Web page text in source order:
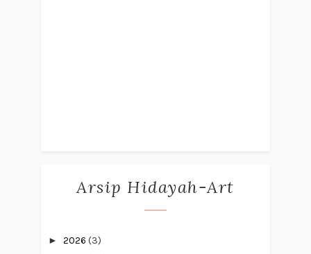
Arsip Hidayah-Art
► 2026 (3)